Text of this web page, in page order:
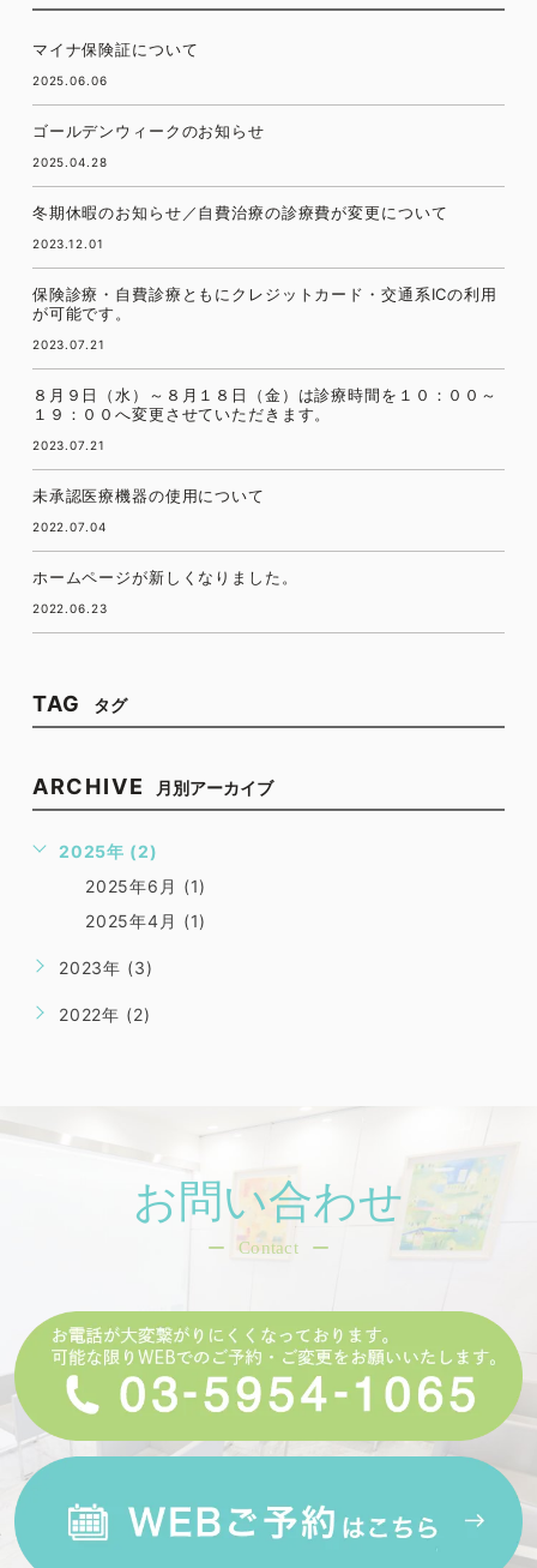
マイナ保険証について
2025.06.06
ゴールデンウィークのお知らせ
2025.04.28
冬期休暇のお知らせ／自費治療の診療費が変更について
2023.12.01
保険診療・自費診療ともにクレジットカード・交通系ICの利用
が可能です。
2023.07.21
８月９日（水）～８月１８日（金）は診療時間を１０：００～
１９：００へ変更させていただきます。
2023.07.21
未承認医療機器の使用について
2022.07.04
ホームページが新しくなりました。
2022.06.23
TAG タグ
ARCHIVE 月別アーカイブ
2025年 (2)
2025年6月 (1)
2025年4月 (1)
2023年 (3)
2022年 (2)
お問い合わせ
Contact